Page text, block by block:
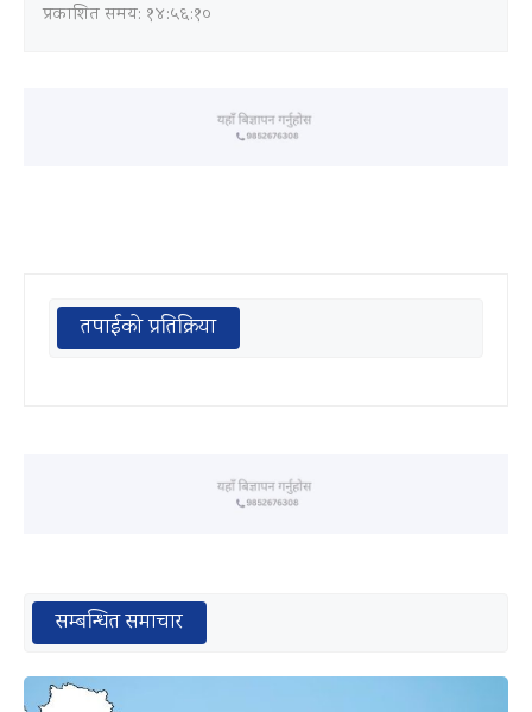
प्रकाशित समय: १४:५६:१०
तपाईको प्रतिक्रिया
सम्बन्धित समाचार